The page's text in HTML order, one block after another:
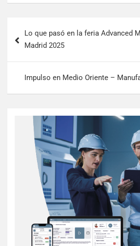
Lo que pasó en la feria Advanced
Madrid 2025
Impulso en Medio Oriente –